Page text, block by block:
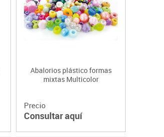
Abalorios plástico formas
mixtas Multicolor
Precio
Consultar aquí